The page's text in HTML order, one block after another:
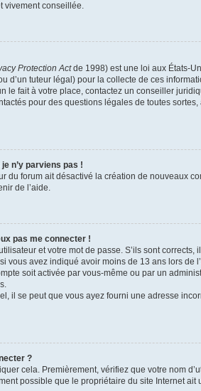
vivement conseillée.
Protection Actde 1998) est une loi aux États-
d’un tuteur légal) pour la collecte de ces
le fait à votre place, contactez un conseiller
pour des questions légales de toutes
n’y parviens pas !
du forum ait désactivé la création de nouveaux
de l’aide.
pas me connecter !
et votre mot de passe. S’ils sont corrects,
vous avez indiqué avoir moins de 13 ans lors
soit activée par vous-même ou par un
il se peut que vous ayez fourni une adresse
?
cela. Premièrement, vérifiez que votre nom
possible que le propriétaire du site Internet